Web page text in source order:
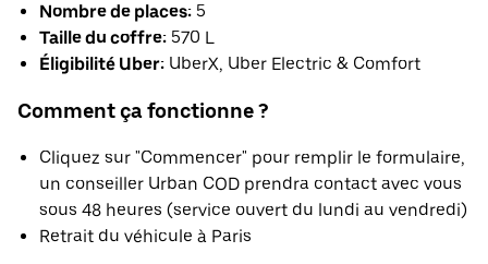
Nombre de places: 5
Taille du coffre: 570 L
Éligibilité Uber: UberX, Uber Electric & Comfort
Comment ça fonctionne ?
Cliquez sur "Commencer" pour remplir le formulaire,
un conseiller Urban COD prendra contact avec vous
sous 48 heures (service ouvert du lundi au vendredi)
Retrait du véhicule à Paris